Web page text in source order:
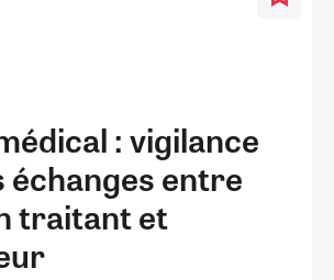
: vigilance
échanges entre
traitant et